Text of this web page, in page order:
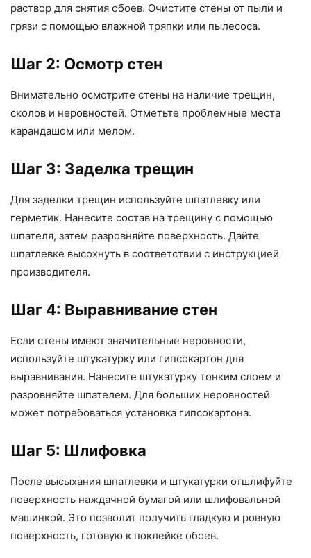
раствор для снятия обоев. Очистите стены от пыли и
грязи с помощью влажной тряпки или пылесоса.
Шаг 2: Осмотр стен
Внимательно осмотрите стены на наличие трещин,
сколов и неровностей. Отметьте проблемные места
карандашом или мелом.
Шаг 3: Заделка трещин
Для заделки трещин используйте шпатлевку или
герметик. Нанесите состав на трещину с помощью
шпателя, затем разровняйте поверхность. Дайте
шпатлевке высохнуть в соответствии с инструкцией
производителя.
Шаг 4: Выравнивание стен
Если стены имеют значительные неровности,
используйте штукатурку или гипсокартон для
выравнивания. Нанесите штукатурку тонким слоем и
разровняйте шпателем. Для больших неровностей
может потребоваться установка гипсокартона.
Шаг 5: Шлифовка
После высыхания шпатлевки и штукатурки отшлифуйте
поверхность наждачной бумагой или шлифовальной
машинкой. Это позволит получить гладкую и ровную
поверхность, готовую к поклейке обоев.